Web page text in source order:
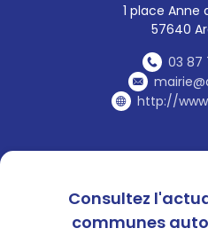
1 place Anne
57640
03 87
http://
Consultez
communes